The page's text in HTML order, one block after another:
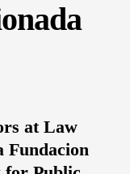
at Law
Fundacion